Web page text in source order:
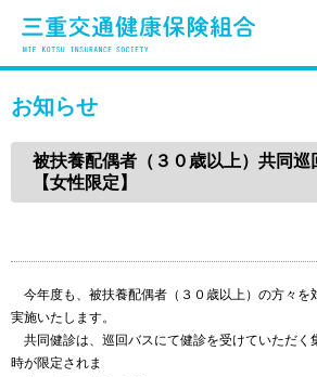
お知らせ
被扶養配偶者（３０歳以上）共同巡
【女性限定】
今年度も、被扶養配偶者（３０歳以上）の方々を
実施いたします。
共同健診は、巡回バスにて健診を受けていただく
時が限定されま